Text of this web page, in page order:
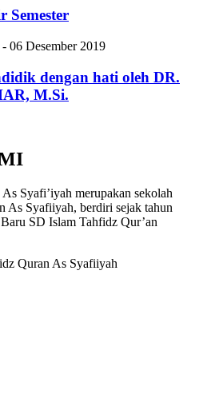
Semester
06 Desember 2019
dengan hati oleh DR.
M.Si.
Syafi’iyah merupakan sekolah
As Syafiiyah, berdiri sejak tahun
SD Islam Tahfidz Qur’an
Quran As Syafiiyah